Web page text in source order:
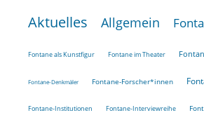
Aktuelles Allgemein
Fontane als Kunstfigur Fontane im Theater
Fontane-Denkmäler Fontane-Forscher*innen
Fontane-Institutionen Fontane-Interviewreihe